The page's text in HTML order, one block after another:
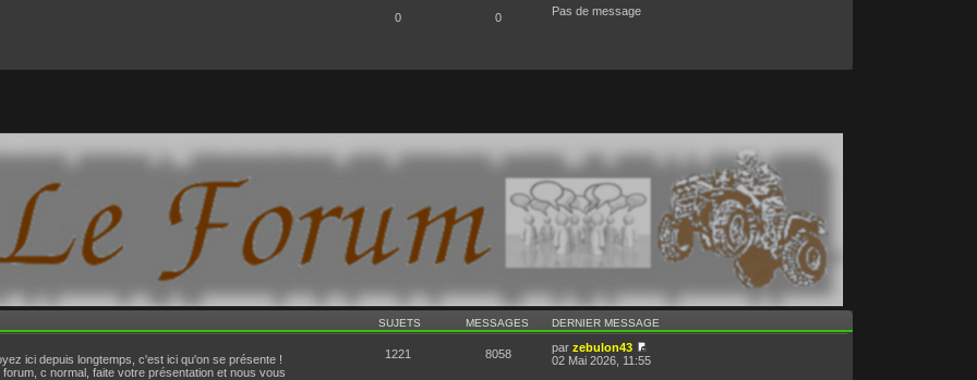
0 0 Pas de message
SUJETS MESSAGES DERNIER MESSAGE
ici depuis longtemps, c'est ici qu'on se présente !
c normal, faite votre présentation et nous vous
1221 8058 parzebulon43
02 Mai 2026, 11:55